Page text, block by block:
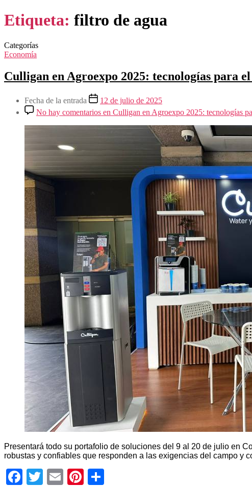
Etiqueta: filtro de agua
Categorías
Economía
Culligan en Agroexpo 2025: tecnologías para
Fecha de la entrada
12 de julio de 2025
No hay comentarios en Culligan en Agroexpo 2025: tecnologías
Presentará todo su portafolio de soluciones del 9 al 20 de julio en
robustas y confiables que responden a las exigencias del campo y
Facebook
TwitterEmailPinterest